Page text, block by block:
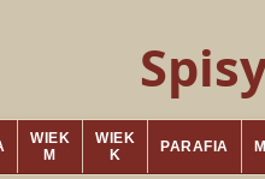
WIEK
M
WIEK
K
PARAFIA